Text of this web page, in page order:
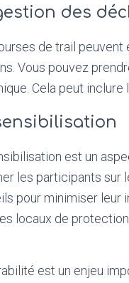
des
de trail
Vous pouvez
Cela peut
est un
les participants sur
pour minimiser leur
locaux de
est un enjeu